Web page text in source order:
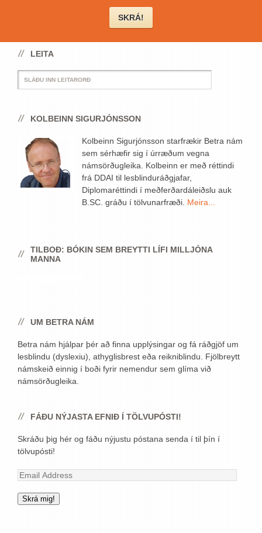
LEITA
KOLBEINN SIGURJÓNSSON
Kolbeinn Sigurjónsson starfrækir Betra nám
sem sérhæfir sig í úrræðum vegna
námsörðugleika. Kolbeinn er með réttindi
frá DDAI til lesblinduráðgjafar,
Diplomaréttindi í meðferðardáleiðslu auk
B.SC. gráðu í tölvunarfræði. Meira...
TILBOÐ: BÓKIN SEM BREYTTI LÍFI MILLJÓNA
MANNA
UM BETRA NÁM
Betra nám hjálpar þér að finna upplýsingar og fá ráðgjöf um
lesblindu (dyslexiu), athyglisbrest eða reikniblindu. Fjölbreytt
námskeið einnig í boði fyrir nemendur sem glíma við
námsörðugleika.
FÁÐU NÝJASTA EFNIÐ Í TÖLVUPÓSTI!
Skráðu þig hér og fáðu nýjustu póstana senda í til þín í
tölvupósti!
Email
Skrá mig!